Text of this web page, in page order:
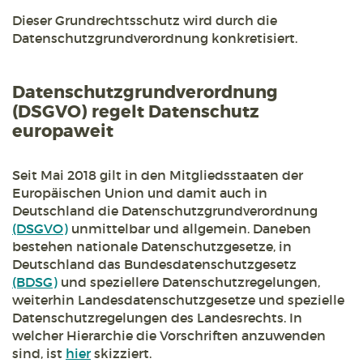
Dieser Grundrechtsschutz wird durch die
Datenschutzgrundverordnung konkretisiert.
Datenschutzgrundverordnung
(DSGVO) regelt Datenschutz
europaweit
Seit Mai 2018 gilt in den Mitgliedsstaaten der
Europäischen Union und damit auch in
Deutschland die Datenschutzgrundverordnung
(DSGVO) unmittelbar und allgemein. Daneben
bestehen nationale Datenschutzgesetze, in
Deutschland das Bundesdatenschutzgesetz
(BDSG) und speziellere Datenschutzregelungen,
weiterhin Landesdatenschutzgesetze und spezielle
Datenschutzregelungen des Landesrechts. In
welcher Hierarchie die Vorschriften anzuwenden
sind, ist hierskizziert.